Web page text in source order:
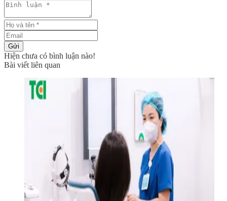
Gửi
Hiện chưa có bình luận nào!
Bài viết liên quan